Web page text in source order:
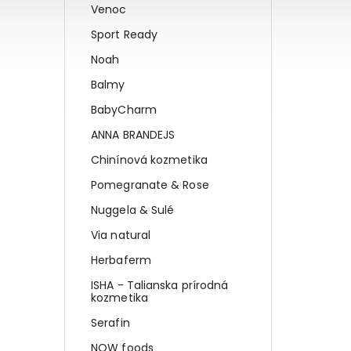
Venoc
Sport Ready
Noah
Balmy
BabyCharm
ANNA BRANDEJS
Chinínová kozmetika
Pomegranate & Rose
Nuggela & Sulé
Via natural
Herbaferm
ISHA - Talianska prírodná
kozmetika
Serafin
NOW foods